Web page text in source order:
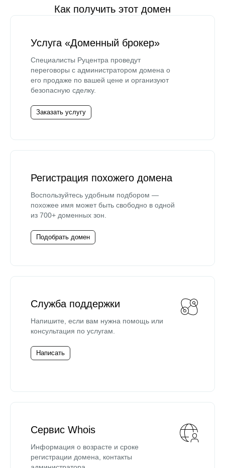
Как получить этот домен
Услуга «Доменный брокер»
Специалисты Руцентра проведут
переговоры с администратором домена о
его продаже по вашей цене и организуют
безопасную сделку.
Заказать услугу
Регистрация похожего домена
Воспользуйтесь удобным подбором —
похожее имя может быть свободно в одной
из 700+ доменных зон.
Подобрать домен
Служба поддержки
Напишите, если вам нужна помощь или
консультация по услугам.
Написать
Сервис Whois
Информация о возрасте и сроке
регистрации домена, контакты